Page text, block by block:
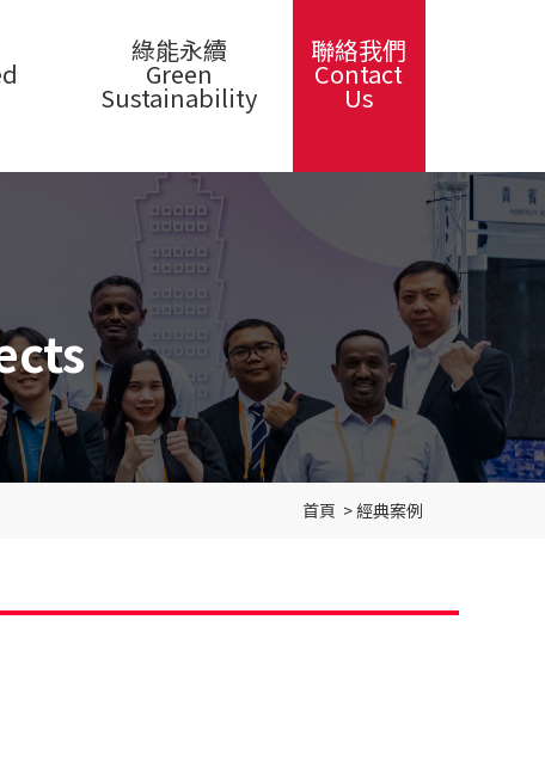
綠能永續
Green
Sustainability
聯絡我們
Contact
Us
首頁 >經典案例